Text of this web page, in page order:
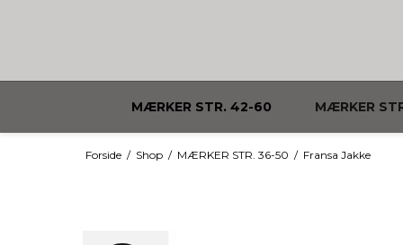
MÆRKER STR. 42-60 MÆRKER
Forside / Shop / MÆRKER STR. 36-50 / Fransa Jakke